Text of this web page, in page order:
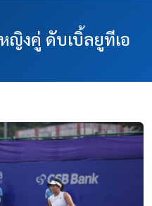
ญิงคู่ ดับเบิ้ลยูทีเอ